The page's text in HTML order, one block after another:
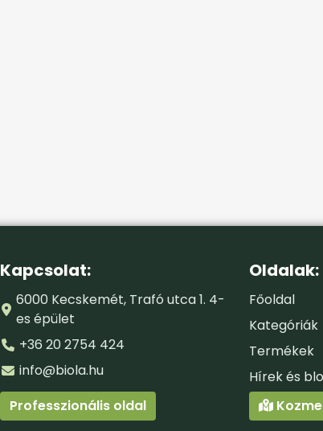
Kapcsolat:
6000 Kecskemét, Trafó utca 1. 4-
es épület
+36 20 2754 424
info@biola.hu
Professzionális oldal
Oldalak:
Főoldal
Kategóriák
Termékek
Hírek és